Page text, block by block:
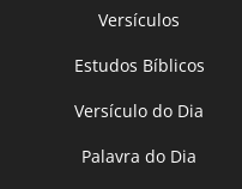
Versículos
Estudos Bíblicos
Versículo do Dia
Palavra do Dia